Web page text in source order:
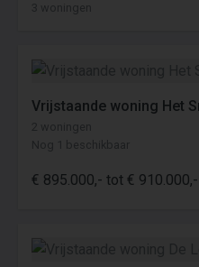
3 woningen
Vrijstaande woning Het
2 woningen
Nog 1 beschikbaar
€ 895.000,- tot € 910.000,-